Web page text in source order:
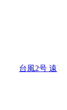
台風2号 遠